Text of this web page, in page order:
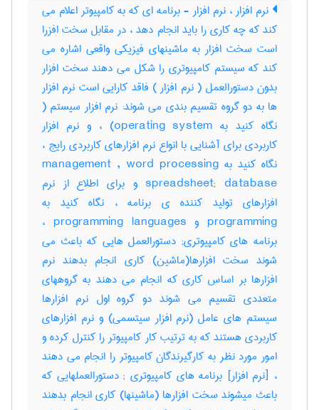
نرم افزار ، نرم افزار - برنامه ای که به کامپیوتر اعلام می
کند که چه کاری را باید انجام دهد ، در مقابل سخت افزرا
است سخت افزار به ماشینهای فیزیکی واقعی اشاره می
کند که سیستم کامپیوتری را شکل می دهند سخت افزار
بدون دستورالعمل ( نرم افزار ) فاقد کارایی است نرم افزار
ها به دو گروه تقسیم بندی می شوند: نرم افزار سیستم (
نگاه کنید به operating system) ، و نرم افزار
کاربردی برای آشنایی با انواع نرم افزارهای کاربردی رایج ،
نگاه کنید به management , word processing
spreadsheet; database و برای اطلاع از نرم
افزارهای تولید کننده ی برنامه ، نگاه کنید به
programming و programming languages ،
برنامه های کامپیوتری; دستورالعمل هایی که باعث می
شوند سخت افزارها(ماشین) کاری انجام بدهند نرم
افزارها بر اساس کاری که انجام می دهند به گروههای
متعددی تقسیم می شوند دو گروه اول نرم افزارها
سیستم های عامل (نرم افزار سیتسمی) و نرم افزارهای
کاربردی هستند که به ترتیب کار کامپیوتر را کنترل کرده و
امور مورد نظر به کارگیرندگان کامپیوتر را انجام می دهند
، [نرم افزار] برنامه های کامپیوتری‎ ; دستورالعملهایی که
باعث میشوند سخت افزارها (ماشینها) کاری انجام بدهند